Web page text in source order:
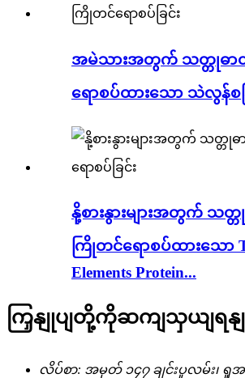
အမဲသားအတွက် သတ္တုဓ
ရောစပ်ထားသော သဲလွန်စဒ
နို့စားနွားများအတွက် သတ္
ကြိုတင်ရောစပ်ထားသော
Elements Protein...
ကြှနျုပျတို့ကိုဆကျသှယျရနျ
လိပ်စာ: အမှတ် ၁၄၇ ချင်းပူလမ်း၊ ရှုအ